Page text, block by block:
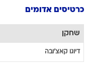
כרטיסים אדומים
שחקן
דיוגו קאצ'ובה